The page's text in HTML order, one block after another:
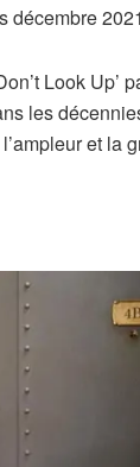
Look
les
et la